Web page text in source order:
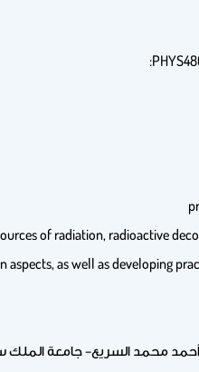
as well as developing
محمد السريع– جامعة الملك